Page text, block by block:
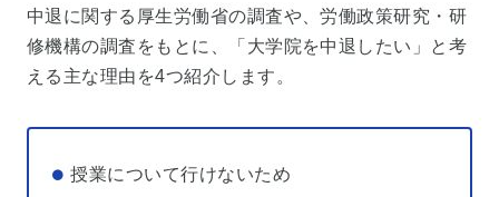
中退に関する厚生労働省の調査や、労働政策研究・研
修機構の調査をもとに、「大学院を中退したい」と考
える主な理由を4つ紹介します。
授業について行けないため